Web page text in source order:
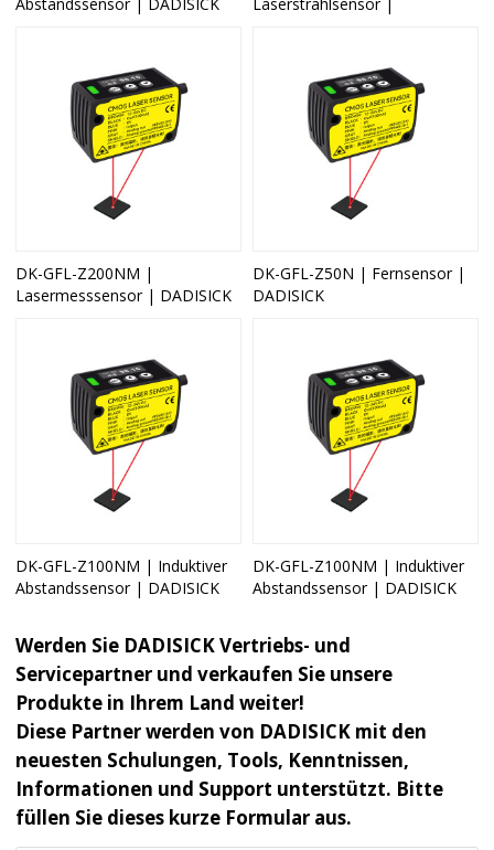
DK-GFL-Z200NM |
Lasermesssensor | DADISICK
DK-GFL-Z50N | Fernsensor |
DADISICK
DK-GFL-Z100NM | Induktiver
Abstandssensor | DADISICK
DK-GFL-Z100NM | Induktiver
Abstandssensor | DADISICK
Werden Sie DADISICK Vertriebs- und
Servicepartner und verkaufen Sie unsere
Produkte in Ihrem Land weiter!
Diese Partner werden von DADISICK mit den
neuesten Schulungen, Tools, Kenntnissen,
Informationen und Support unterstützt. Bitte
füllen Sie dieses kurze Formular aus.